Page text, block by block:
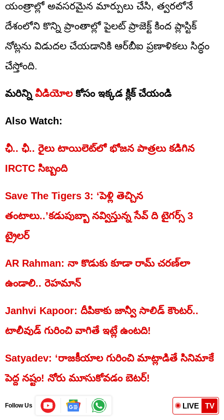
యంత్రాల్లో అవసరమైన మార్పులు చేసి, త్వరలోనే
దేశంలోని కొన్ని ప్రాంతాల్లో పైలట్ ప్రాజెక్ట్ కింద ప్లాస్టిక్
నోట్లను విడుదల చేయడానికి ఆర్‌బీఐ ప్రణాళికలు సిద్ధం
చేస్తోంది.
మరిన్ని వీడియోలకోసం ఇక్కడ క్లిక్ చేయండి
Also Watch:
ఛీ.. ఛీ.. రైలు టాయిలెట్‌లో భోజన పాత్రలు కడిగిన
IRCTC సిబ్బంది
Save The Tigers 3: ‘పెళ్లి తెచ్చిన
తంటాలు..’కడుపుబ్బా నవ్విస్తున్న సేవ్ ది టైగర్స్ 3
ట్రైలర్‌
AR Rahman: నా కొడుకు కూడా రామ్ చరణ్‌లా
ఉండాలి.. రెహమాన్
Janhvi Kapoor: దీపికాకు జాన్వీ సాలిడ్ కౌంటర్..
టాలీవుడ్‌ గురించి వాగితే ఇట్లే ఉంటది!
Satyadev: ‘రాజకీయాల గురించి మాట్లాడితే సినిమాకే
పెద్ద నష్టం! నోరు మూసుకోవడం బెటర్!
Follow Us LIVE TV